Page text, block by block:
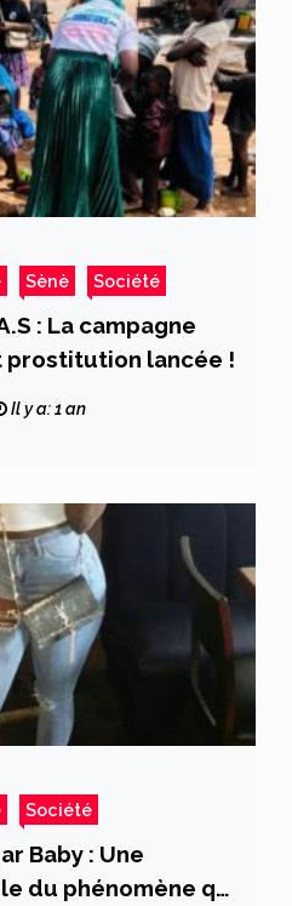
Sènè Société
: La campagne
lancée !
Il y a: 1 an
Société
Baby : Une
du phénomène qui